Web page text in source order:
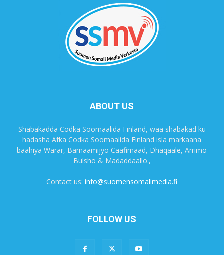
ABOUT US
Shabakadda Codka Soomaalida Finland, waa shabakad ku
hadasha Afka Codka Soomaalida Finland isla markaana
baahiya Warar, Barnaamijyo Caafimaad, Dhaqaale, Arrimo
Bulsho & Madaddaallo.,
Contact us: info@suomensomalimedia.fi
FOLLOW US